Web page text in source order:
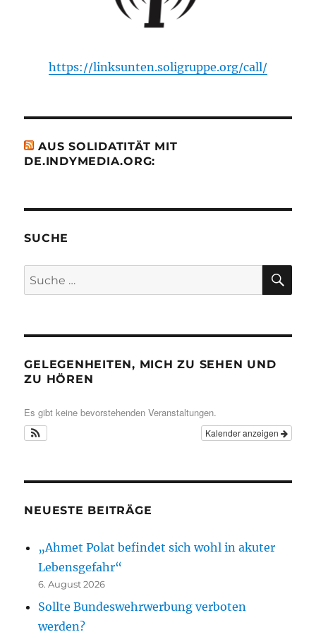
https://linksunten.soligruppe.org/call/
AUS SOLIDATITÄT MIT
DE.INDYMEDIA.ORG:
SUCHE
Suche
nach:
GELEGENHEITEN, MICH ZU SEHEN UND
ZU HÖREN
Es gibt keine bevorstehenden Veranstaltungen.
Kalender anzeigen
NEUESTE BEITRÄGE
„Ahmet Polat befindet sich wohl in akuter
Lebensgefahr“
6. August 2026
Sollte Bundeswehrwerbung verboten
werden?